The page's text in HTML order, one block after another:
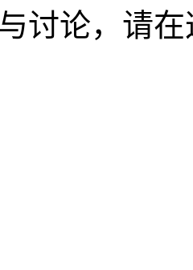
讨论，请在